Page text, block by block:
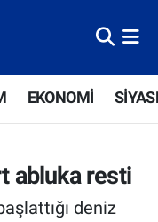
EKONOMİ
abluka resti
deniz